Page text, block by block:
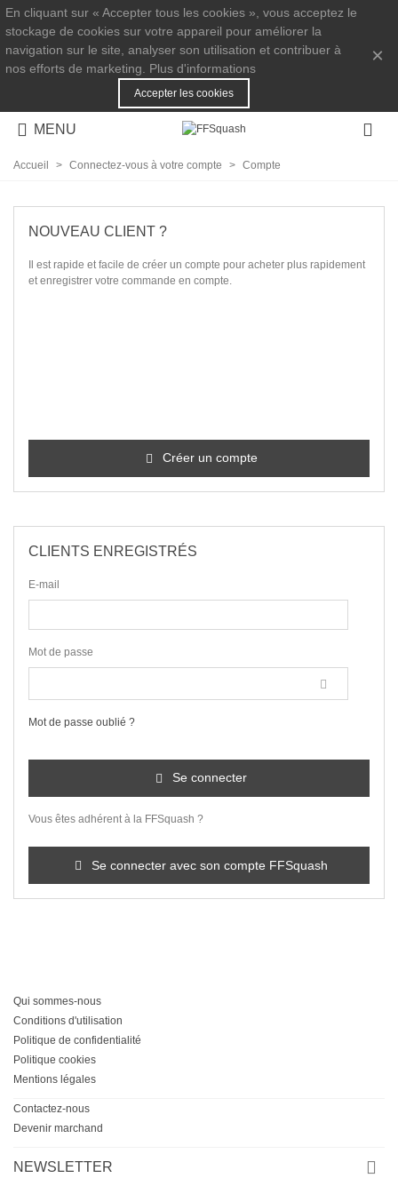
En cliquant sur « Accepter tous les cookies », vous acceptez le
stockage de cookies sur votre appareil pour améliorer la
navigation sur le site, analyser son utilisation et contribuer à
nos efforts de marketing. Plus d'informations
Accepter les cookies
×
MENU
Accueil > Connectez-vous à votre compte > Compte
NOUVEAU CLIENT ?
Il est rapide et facile de créer un compte pour acheter plus rapidement
et enregistrer votre commande en compte.
Créer un compte
CLIENTS ENREGISTRÉS
E-mail
Mot de passe
Mot de passe oublié ?
Se connecter
Vous êtes adhérent à la FFSquash ?
Se connecter avec son compte FFSquash
Qui sommes-nous
Conditions d'utilisation
Politique de confidentialité
Politique cookies
Mentions légales
Contactez-nous
Devenir marchand
NEWSLETTER